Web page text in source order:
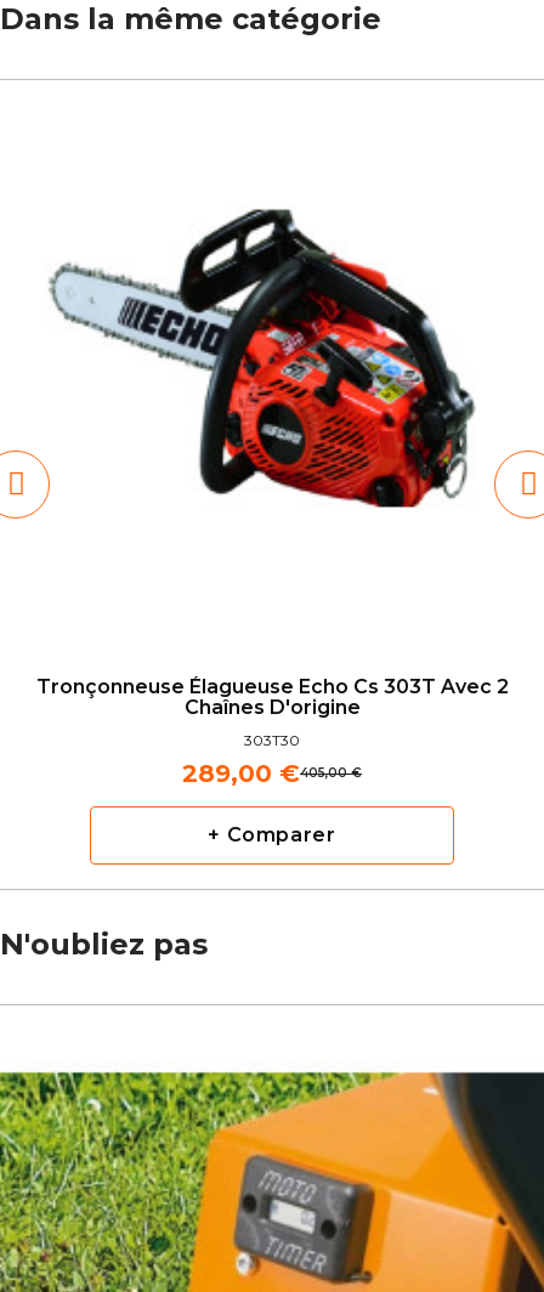
Dans la même catégorie
Tronçonneuse Élagueuse Echo Cs 303T Avec 2
Chaînes D'origine
303T30
405,00 €
289,00 €
+ Comparer
N'oubliez pas